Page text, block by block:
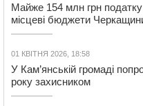
Майже 154 млн грн
місцеві бюджети
01 КВІТНЯ 2026, 18:58
У Кам’янській громаді
року захисником